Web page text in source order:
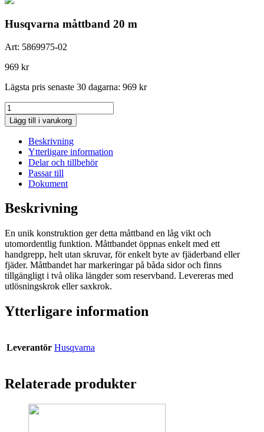
Husqvarna måttband 20 m
Art: 5869975-02
969 kr
Lägsta pris senaste 30 dagarna: 969 kr
Husqvarna
måttband
20
mängd
Lägg till i varukorg
Beskrivning
Ytterligare information
Delar och tillbehör
Passar till
Dokument
Beskrivning
En unik konstruktion ger detta måttband en låg vikt och
utomordentlig funktion. Måttbandet öppnas enkelt med ett
handgrepp, helt utan skruvar, för enkelt byte av fjäderband eller
fjäder. Måttbandet har markeringar på båda sidor och finns
tillgängligt i två olika längder som reservband. Levereras med
utlösningskrok eller saxkrok.
Ytterligare information
Leverantör Husqvarna
Relaterade produkter